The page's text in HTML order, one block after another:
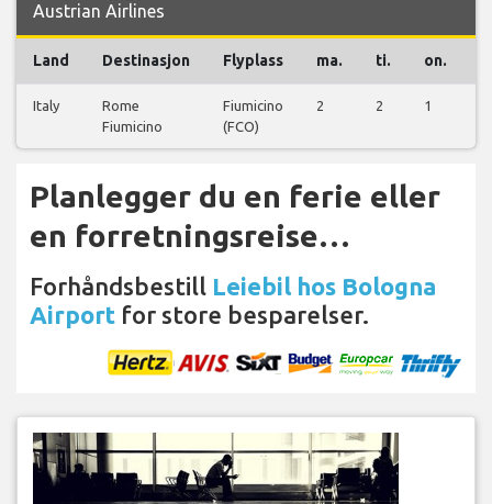
Austrian Airlines
Land Destinasjon Flyplass ma. ti. on.
Italy
Rome
Fiumicino
Fiumicino
(FCO)
2 2 1
Planlegger du en ferie eller
en forretningsreise…
Forhåndsbestill Leiebil hos Bologna
Airport for store besparelser.